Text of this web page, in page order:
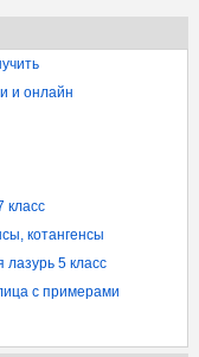
и онлайн
класс
котангенсы
5 класс
с примерами